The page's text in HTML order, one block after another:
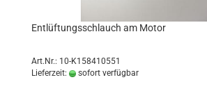
Entlüftungsschlauch am Motor
Art.Nr.: 10-K158410551
Lieferzeit:
sofort verfügbar